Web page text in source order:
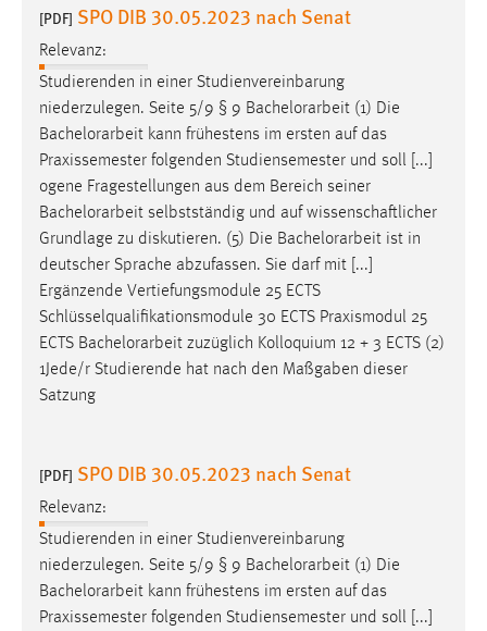
[PDF] SPO DIB 30.05.2023 nach Senat
Relevanz:
Studierenden in einer Studienvereinbarung
niederzulegen. Seite 5/9 § 9 Bachelorarbeit (1) Die
Bachelorarbeit kann frühestens im ersten auf das
Praxissemester folgenden Studiensemester und soll [...]
ogene Fragestellungen aus dem Bereich seiner
Bachelorarbeit selbstständig und auf wissenschaftlicher
Grundlage zu diskutieren. (5) Die Bachelorarbeit ist in
deutscher Sprache abzufassen. Sie darf mit [...]
Ergänzende Vertiefungsmodule 25 ECTS
Schlüsselqualifikationsmodule 30 ECTS Praxismodul 25
ECTS Bachelorarbeit zuzüglich Kolloquium 12 + 3 ECTS (2)
1Jede/r Studierende hat nach den Maßgaben dieser
Satzung
[PDF] SPO DIB 30.05.2023 nach Senat
Relevanz:
Studierenden in einer Studienvereinbarung
niederzulegen. Seite 5/9 § 9 Bachelorarbeit (1) Die
Bachelorarbeit kann frühestens im ersten auf das
Praxissemester folgenden Studiensemester und soll [...]